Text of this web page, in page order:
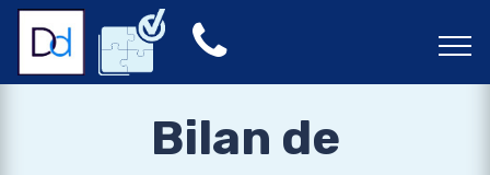
Bilan de